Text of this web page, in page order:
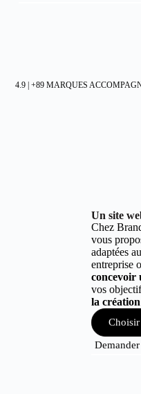
4.9 | +89 MARQUES
Un site
Chez
vous
adaptées
entreprise
concevoir
vos
la